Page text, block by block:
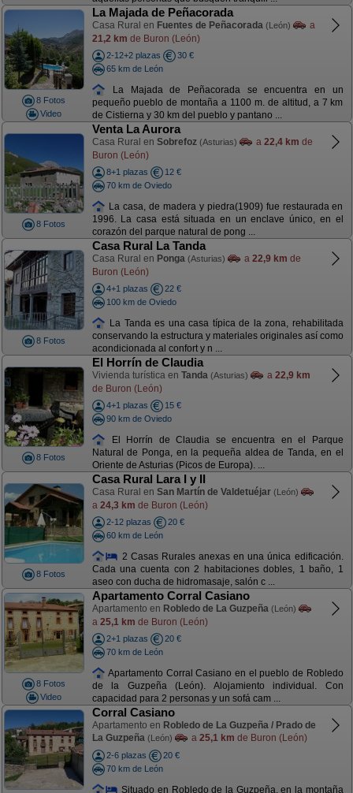
8 Fotos
Video
La Majada de Peñacorada
Casa Rural en Fuentes de Peñacorada (León)
a
21,2 km de Buron (León)
2-12+2 plazas
30 €
65 km de León
La Majada de Peñacorada se encuentra en un
pequeño pueblo de montaña a 1100 m. de altitud, a 7 km
de Cistierna y 30 km del pueblo y pantano ...
8 Fotos
Venta La Aurora
Casa Rural en Sobrefoz (Asturias) a 22,4 km de
Buron (León)
8+1 plazas
12 €
70 km de Oviedo
La casa, de madera y piedra(1909) fue restaurada en
1996. La casa está situada en un enclave único, en el
corazón del parque natural de pong ...
8 Fotos
Casa Rural La Tanda
Casa Rural en Ponga (Asturias) a 22,9 km de
Buron (León)
4+1 plazas
22 €
100 km de Oviedo
La Tanda es una casa típica de la zona, rehabilitada
conservando la estructura y materiales originales así como
acondicionada al confort y n ...
8 Fotos
El Horrín de Claudia
Vivienda turística en Tanda (Asturias) a 22,9 km
de Buron (León)
4+1 plazas
15 €
90 km de Oviedo
El Horrín de Claudia se encuentra en el Parque
Natural de Ponga, en la pequeña aldea de Tanda, en el
Oriente de Asturias (Picos de Europa). ...
8 Fotos
Casa Rural Lara I y II
Casa Rural en San Martín de Valdetuéjar (León)
a 24,3 km de Buron (León)
2-12 plazas
20 €
60 km de León
2 Casas Rurales anexas en una única edificación.
Cada una cuenta con 2 habitaciones dobles, 1 baño, 1
aseo con ducha de hidromasaje, salón c ...
8 Fotos
Video
Apartamento Corral Casiano
Apartamento en Robledo de La Guzpeña (León)
a 25,1 km de Buron (León)
2+1 plazas
20 €
70 km de León
Apartamento Corral Casiano en el pueblo de Robledo
de la Guzpeña (León). Alojamiento individual. Con
capacidad para 2 personas y un sofá cam ...
Corral Casiano
Apartamento en Robledo de La Guzpeña / Prado de
La Guzpeña (León) a 25,1 km de Buron (León)
2-6 plazas
20 €
70 km de León
Situado en Robledo de la Guzpeña, en la montaña